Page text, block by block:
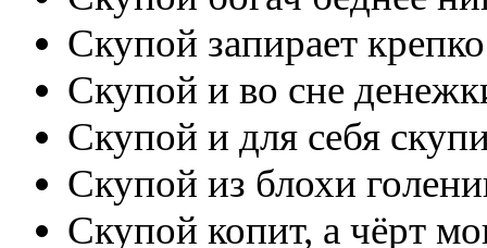
Скупой запирает
Скупой и во сне
Скупой и для себя
Скупой из блохи
Скупой копит, а чёрт